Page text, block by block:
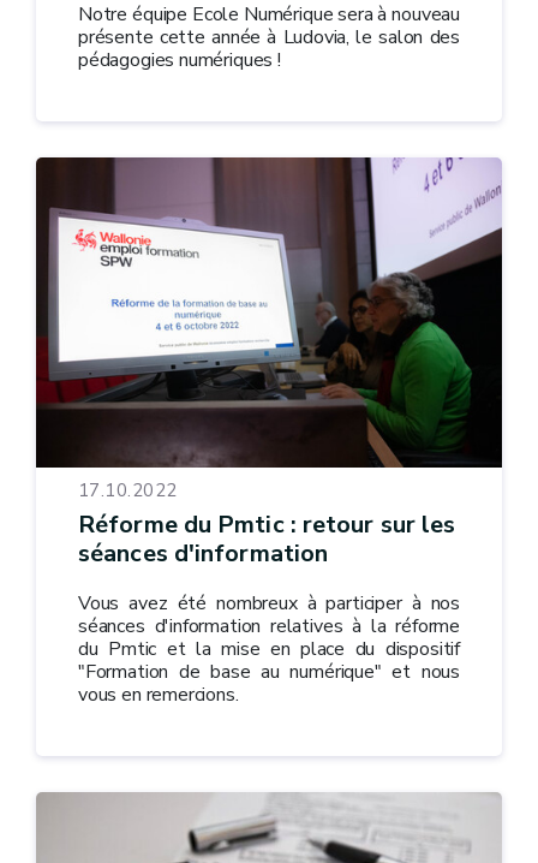
Notre équipe Ecole Numérique sera à nouveau
présente cette année à Ludovia, le salon des
pédagogies numériques !
17.10.2022
Réforme du Pmtic : retour sur les
séances d'information
Vous avez été nombreux à participer à nos
séances d'information relatives à la réforme
du Pmtic et la mise en place du dispositif
"Formation de base au numérique" et nous
vous en remercions.